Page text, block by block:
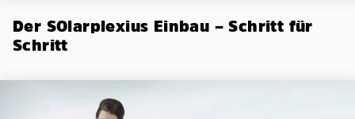
Der SOlarplexius Einbau – Schritt für
Schritt